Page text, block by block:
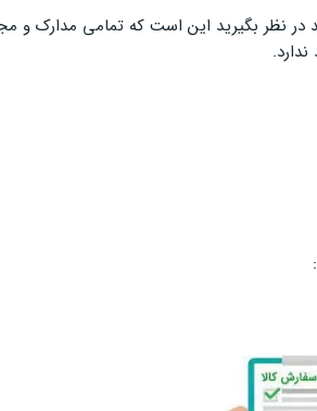
نظر بگیرید این است که تمامی مدارک و